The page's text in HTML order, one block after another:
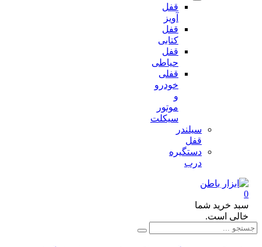
قفل
قفل
قفل
حیاطی
قفلی
خودرو
سیکلت
سیلندر
دستگیره
خرید شما
است.